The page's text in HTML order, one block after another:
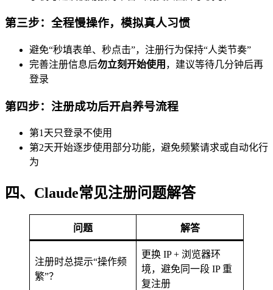
第三步：全程慢操作，模拟真人习惯
避免“秒填表单、秒点击”，注册行为保持“人类节奏”
完善注册信息后勿立刻开始使用 ，建议等待几分钟后再
登录
第四步：注册成功后开启养号流程
第1天只登录不使用
第2天开始逐步使用部分功能，避免频繁请求或自动化行
为
四、Claude常见注册问题解答
问题 解答
注册时总提示“操作频
繁”？
更换 IP + 浏览器环
境，避免同一段 IP 重
复注册